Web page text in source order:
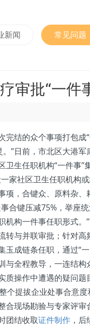
新闻 常见问题
审批“一件
结的众个事项打包成“
”日前，市北区大港
卫生任职机构“一件事
家社区卫生任职机构
项，合键众、原料杂
合键压减75%，举座
机构一件事任职形式
转与并联审批；针对高
玉成链条任职，通过“
与全程教导，一连结构
质操作中遭遇的疑问
个提拔企业处事合意
合现场勘验与专家评
团结收取证件制作 ，